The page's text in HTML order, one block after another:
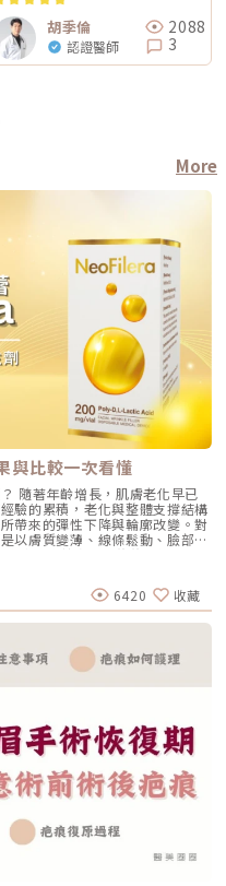
胡季倫
認證醫師
2088
3
More
與比較一次看懂
隨著年齡增長，肌膚老化早已
驗的累積，老化與整體支撐結構
帶來的彈性下降與輪廓改變。對
以膚質變薄、線條鬆動、臉部看
補的改善方式，往往難以長時
「只修飾表面」轉向「回到肌膚
復能力，讓改善來自結構層面的
膠原蛋白增生劑強調的是循序
讓肌膚隨時間慢慢恢復緊實度與
是近期受到高度關注的選項之
然老化節奏、重視長期結構改善
什麼？在眾多膠原蛋白增生劑
定位並非追求「立刻改變輪
NeoFilera 妮芙蕾（俗稱澎怦
並非長期停留填充，而是透過刺
制，讓肌膚回到飽滿、緊實的狀
，是判斷膠原蛋白增生劑是否適
計，並非單一成分作用，而是透
展開。PDLLA（聚雙旋乳酸）
成分，也是整體效果的關鍵。
刺激纖維母細胞活化，促進自體
改善。在成分配置上，PDLLA
計相對均勻，目的是讓刺激過程
續變化更自然。CMC（羧甲基纖
在，在成分比例上提供必要的體
是在療程初期提供良好的懸浮與
6420 收藏